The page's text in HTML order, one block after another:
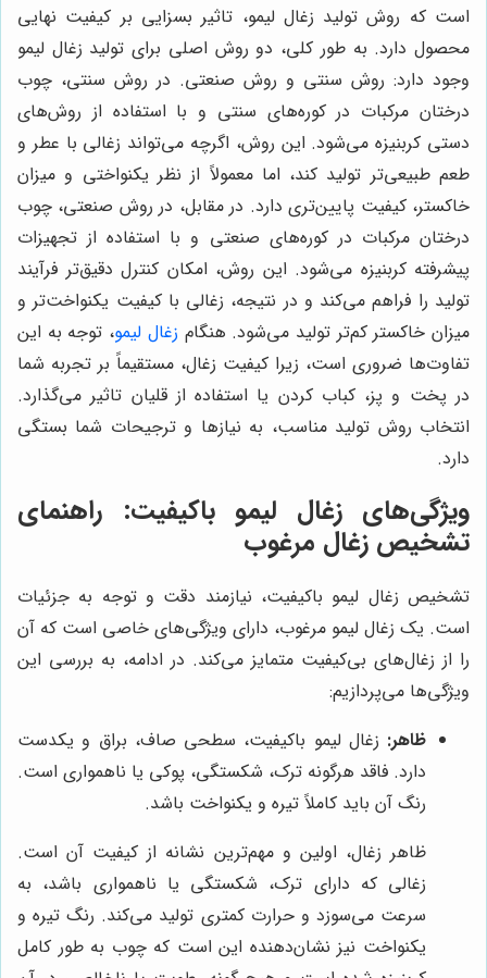
است که روش تولید زغال لیمو، تاثیر بسزایی بر کیفیت نهایی
محصول دارد. به طور کلی، دو روش اصلی برای تولید زغال لیمو
وجود دارد: روش سنتی و روش صنعتی. در روش سنتی، چوب
درختان مرکبات در کوره‌های سنتی و با استفاده از روش‌های
دستی کربنیزه می‌شود. این روش، اگرچه می‌تواند زغالی با عطر و
طعم طبیعی‌تر تولید کند، اما معمولاً از نظر یکنواختی و میزان
خاکستر، کیفیت پایین‌تری دارد. در مقابل، در روش صنعتی، چوب
درختان مرکبات در کوره‌های صنعتی و با استفاده از تجهیزات
پیشرفته کربنیزه می‌شود. این روش، امکان کنترل دقیق‌تر فرآیند
تولید را فراهم می‌کند و در نتیجه، زغالی با کیفیت یکنواخت‌تر و
میزان خاکستر کم‌تر تولید می‌شود. هنگام زغال لیمو، توجه به این
تفاوت‌ها ضروری است، زیرا کیفیت زغال، مستقیماً بر تجربه شما
در پخت و پز، کباب کردن یا استفاده از قلیان تاثیر می‌گذارد.
انتخاب روش تولید مناسب، به نیازها و ترجیحات شما بستگی
دارد.
ویژگی‌های زغال لیمو باکیفیت: راهنمای
تشخیص زغال مرغوب
تشخیص زغال لیمو باکیفیت، نیازمند دقت و توجه به جزئیات
است. یک زغال لیمو مرغوب، دارای ویژگی‌های خاصی است که آن
را از زغال‌های بی‌کیفیت متمایز می‌کند. در ادامه، به بررسی این
ویژگی‌ها می‌پردازیم:
ظاهر: زغال لیمو باکیفیت، سطحی صاف، براق و یکدست
دارد. فاقد هرگونه ترک، شکستگی، پوکی یا ناهمواری است.
رنگ آن باید کاملاً تیره و یکنواخت باشد.
ظاهر زغال، اولین و مهم‌ترین نشانه از کیفیت آن است.
زغالی که دارای ترک، شکستگی یا ناهمواری باشد، به
سرعت می‌سوزد و حرارت کمتری تولید می‌کند. رنگ تیره و
یکنواخت نیز نشان‌دهنده این است که چوب به طور کامل